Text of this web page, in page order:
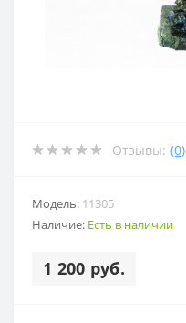
Отзывы: (0)
Модель: 11305
Наличие: Есть в наличии
1 200 руб.